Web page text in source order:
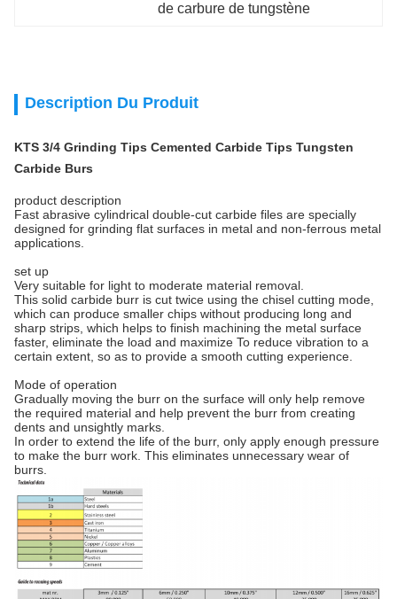
de carbure de tungstène
Description Du Produit
KTS 3/4 Grinding Tips Cemented Carbide Tips Tungsten
Carbide Burs
product description
Fast abrasive cylindrical double-cut carbide files are specially
designed for grinding flat surfaces in metal and non-ferrous metal
applications.
set up
Very suitable for light to moderate material removal.
This solid carbide burr is cut twice using the chisel cutting mode,
which can produce smaller chips without producing long and
sharp strips, which helps to finish machining the metal surface
faster, eliminate the load and maximize To reduce vibration to a
certain extent, so as to provide a smooth cutting experience.
Mode of operation
Gradually moving the burr on the surface will only help remove
the required material and help prevent the burr from creating
dents and unsightly marks.
In order to extend the life of the burr, only apply enough pressure
to make the burr work. This eliminates unnecessary wear of
burrs.